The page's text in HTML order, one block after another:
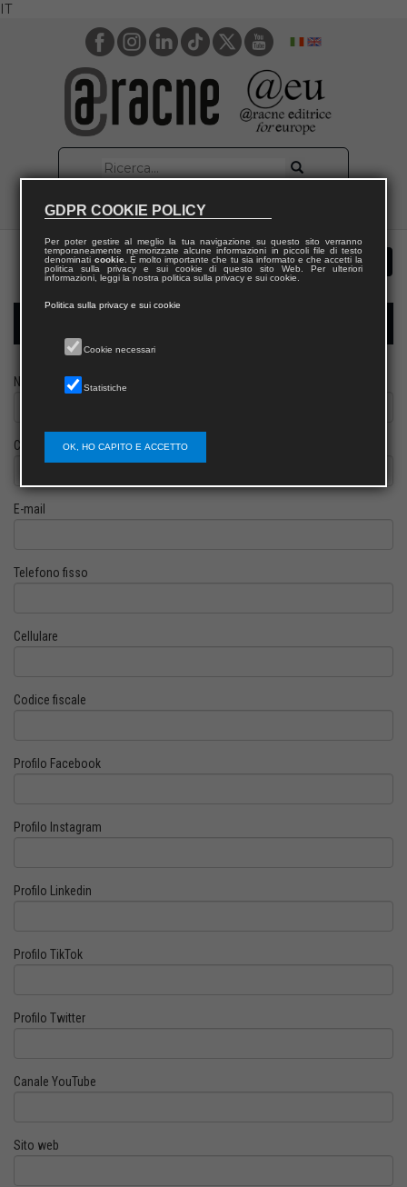
IT
Nome
Cognome
E-mail
Telefono fisso
Cellulare
Codice fiscale
Profilo Facebook
Profilo Instagram
Profilo Linkedin
Profilo TikTok
Profilo Twitter
Canale YouTube
Sito web
GDPR COOKIE POLICY
Per poter gestire al meglio la tua navigazione su questo sito verranno
temporaneamente memorizzate alcune informazioni in piccoli file di testo
denominati cookie. È molto importante che tu sia informato e che accetti la
politica sulla privacy e sui cookie di questo sito Web. Per ulteriori
informazioni, leggi la nostra politica sulla privacy e sui cookie.
Politica sulla privacy e sui cookie
Cookie necessari
Statistiche
OK, HO CAPITO E ACCETTO